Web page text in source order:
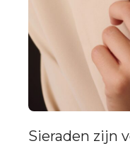
Sieraden zijn